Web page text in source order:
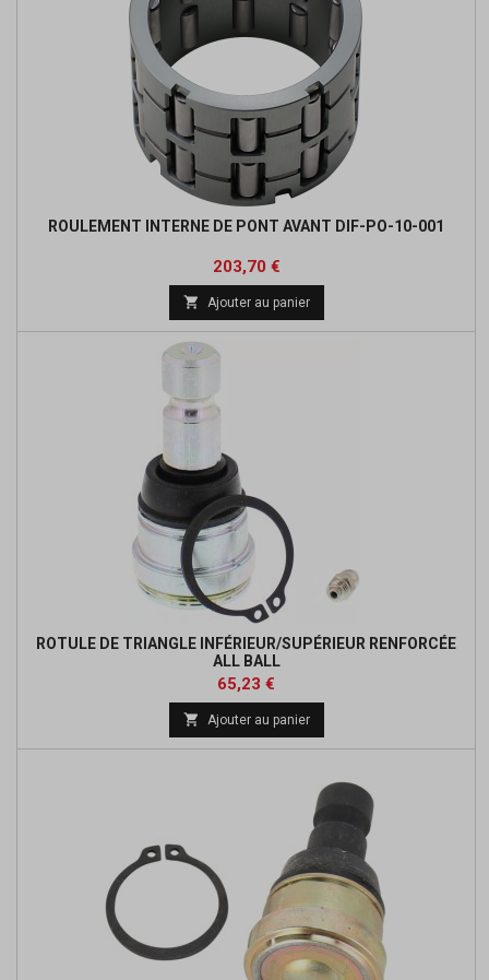
ROULEMENT INTERNE DE PONT AVANT DIF-PO-10-001
Prix
203,70 €
 Ajouter au panier
ROTULE DE TRIANGLE INFÉRIEUR/SUPÉRIEUR RENFORCÉE
ALL BALL
Prix
65,23 €
base
 Ajouter au panier